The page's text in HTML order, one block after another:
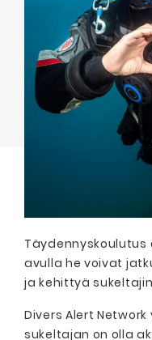
Täydennyskoulutus
avulla he voivat
ja kehittyä
Divers Alert
sukeltajan on olla